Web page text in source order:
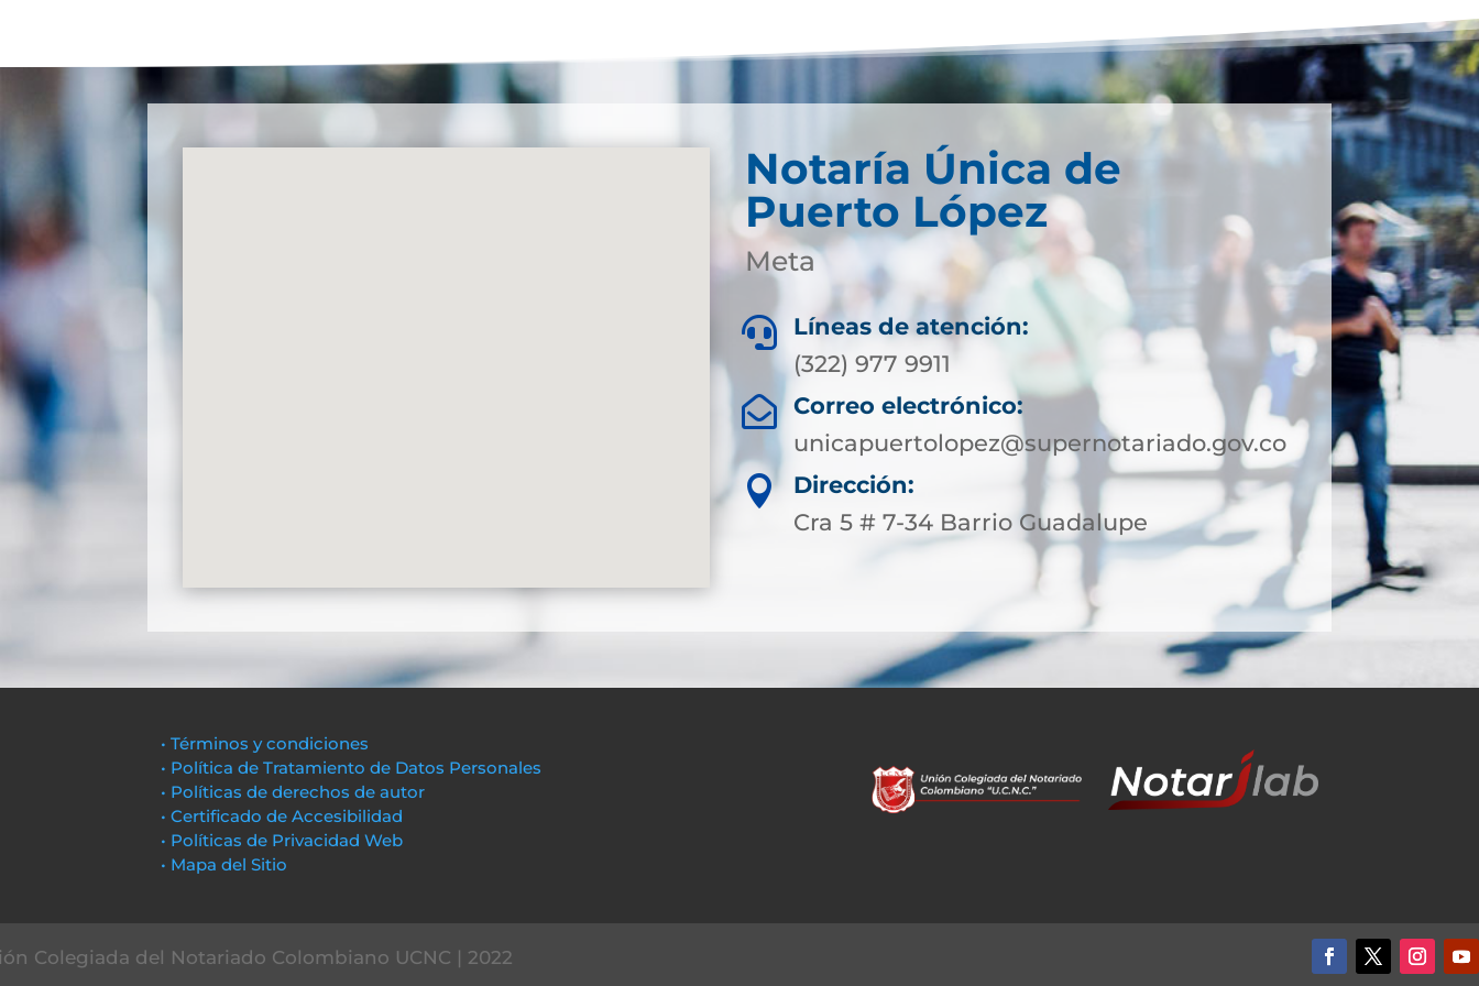
Notaría Única de
Puerto López
Meta

Líneas de atención:
(322) 977 9911

Correo electrónico:
unicapuertolopez@supernotariado.gov.co

Dirección:
Cra 5 # 7-34 Barrio Guadalupe
• Términos y condiciones
• Política de Tratamiento de Datos Personales
• Políticas de derechos de autor
• Certificado de Accesibilidad
• Políticas de Privacidad Web
• Mapa del Sitio
Colegiada del Notariado Colombiano UCNC | 2022